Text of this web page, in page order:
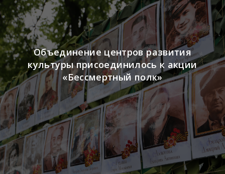
Объединение центров развития
культуры присоединилось к акции
«Бессмертный полк»